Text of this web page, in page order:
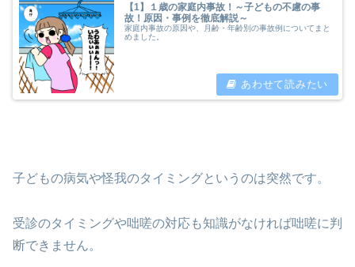
【1】１歳の家庭内事故！～子どもの不慮の事
故！原因・事例を徹底解説～
家庭内事故の原因や、月齢・年齢別の事故例についてまと
めました。
子どもの病気や怪我のタイミングというのは突然です。
受診のタイミングや咄嗟の対応も知識がなければ咄嗟に判
断できません。